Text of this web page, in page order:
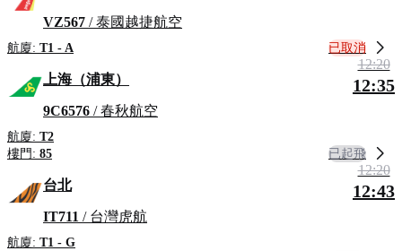
VZ567 / 泰國越捷航空
航廈: T1 - A 已取消
上海（浦東）
9C6576 / 春秋航空
航廈: T2
樓門: 85
12:20
12:35
已起飛
台北
IT711 / 台灣虎航
航廈: T1 - G
12:20
12:43